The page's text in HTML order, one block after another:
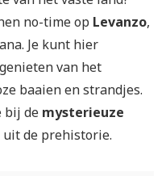
no-time op Levanzo,
Je kunt hier
van het
baaien en strandjes.
bij de mysterieuze
de prehistorie.